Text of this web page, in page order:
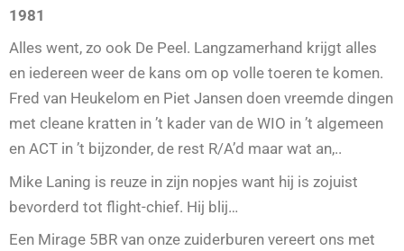
1981
Alles went, zo ook De Peel. Langzamerhand krijgt alles
en iedereen weer de kans om op volle toeren te komen.
Fred van Heukelom en Piet Jansen doen vreemde dingen
met cleane kratten in ’t kader van de WIO in ’t algemeen
en ACT in ’t bijzonder, de rest R/A’d maar wat an,..
Mike Laning is reuze in zijn nopjes want hij is zojuist
bevorderd tot flight-chief. Hij blij…
Een Mirage 5BR van onze zuiderburen vereert ons met